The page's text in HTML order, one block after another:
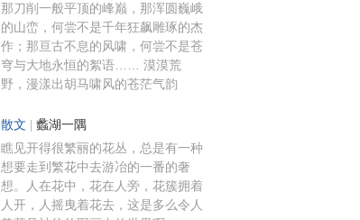
那刀削一般平顶的峰巅，那浑圆巍峨
的山峦，何尝不是千年狂飙雕琢的杰
作；那亘古不息的风啸，何尝不是苍
穹与大地永恒的絮语…… 漠漠荒
野，漫漾出胡马啸风的苍茫气韵
散文 蠡湖一隅
瞧见开得很繁丽的花丛，总是有一种
想要走到繁花中去游冶的一番的奢
想。人在花中，花在人旁，花簇拥着
人开，人摇曳着花去，这是多么令人